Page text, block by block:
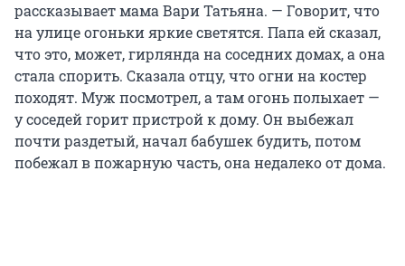
рассказывает мама Вари Татьяна. — Говорит, что
на улице огоньки яркие светятся. Папа ей сказал,
что это, может, гирлянда на соседних домах, а она
стала спорить. Сказала отцу, что огни на костер
походят. Муж посмотрел, а там огонь полыхает —
у соседей горит пристрой к дому. Он выбежал
почти раздетый, начал бабушек будить, потом
побежал в пожарную часть, она недалеко от дома.